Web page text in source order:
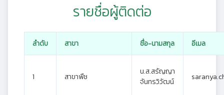
รายชื่อผู้ติดต่อ
ลำดับ สาขา ชื่อ-นามสกุล อีเมล
1 สาขาพืช
น.ส.สรัญญา
จันทรวิวัฒน์